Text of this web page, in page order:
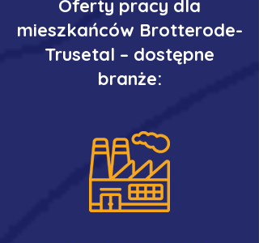
Oferty pracy dla
mieszkańców Brotterode-
Trusetal – dostępne
branże: